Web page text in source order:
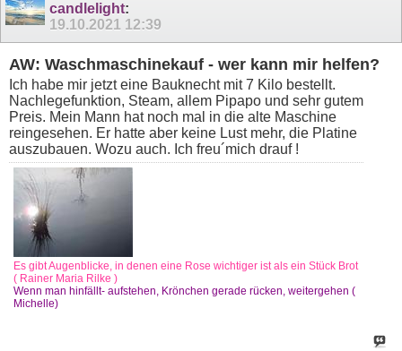
candlelight:
19.10.2021 12:39
AW: Waschmaschinekauf - wer kann mir helfen?
Ich habe mir jetzt eine Bauknecht mit 7 Kilo bestellt.
Nachlegefunktion, Steam, allem Pipapo und sehr gutem
Preis. Mein Mann hat noch mal in die alte Maschine
reingesehen. Er hatte aber keine Lust mehr, die Platine
auszubauen. Wozu auch. Ich freu´mich drauf !
Es gibt Augenblicke, in denen eine Rose wichtiger ist als ein Stück Brot
( Rainer Maria Rilke )
Wenn man hinfällt- aufstehen, Krönchen gerade rücken, weitergehen (
Michelle)